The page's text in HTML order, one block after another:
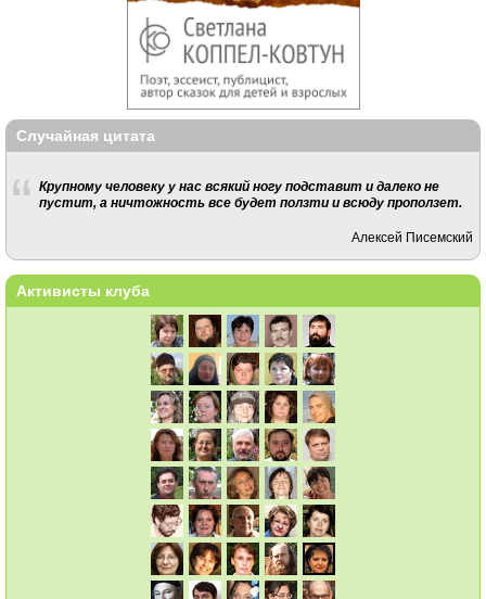
Случайная цитата
Крупному человеку у нас всякий ногу подставит и далеко не
пустит, а ничтожность все будет ползти и всюду проползет.
Алексей Писемский
Активисты клуба